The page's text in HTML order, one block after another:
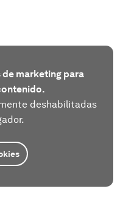
marketing para
deshabilitadas